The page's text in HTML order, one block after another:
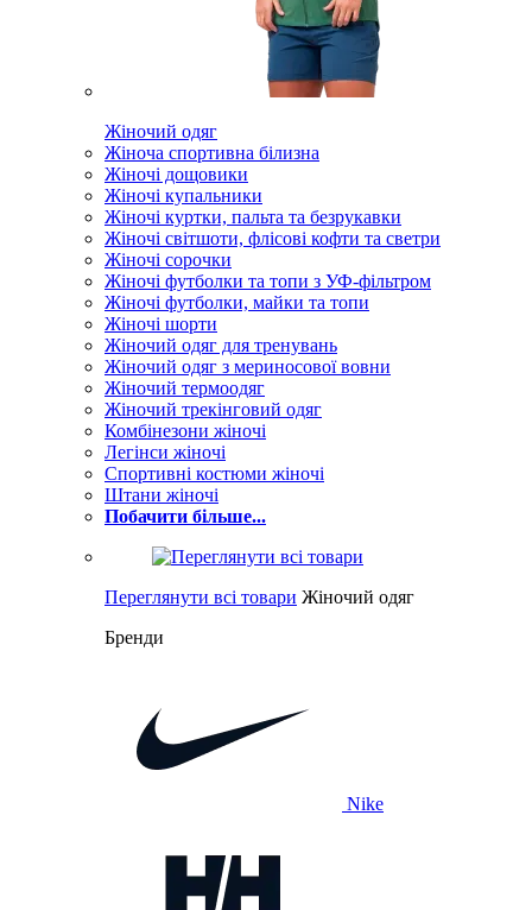
Жіночий одяг
Жіноча спортивна білизна
Жіночі дощовики
Жіночі купальники
Жіночі куртки, пальта та безрукавки
Жіночі світшоти, флісові кофти та светри
Жіночі сорочки
Жіночі футболки та топи з УФ-фільтром
Жіночі футболки, майки та топи
Жіночі шорти
Жіночий одяг для тренувань
Жіночий одяг з мериносової вовни
Жіночий термоодяг
Жіночий трекінговий одяг
Комбінезони жіночі
Легінси жіночі
Спортивні костюми жіночі
Штани жіночі
Побачити більше...
Переглянути всі товари Жіночий одяг
Бренди
Nike